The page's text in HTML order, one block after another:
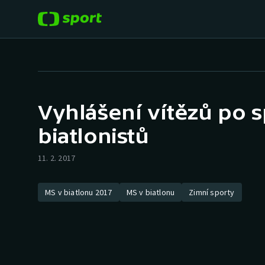
Hokej
Tenis
Cyklistika
Baseball a softbal
Biatlon
Vyhlášení vítězů po
biatlonistů
11. 2. 2017
MS v biatlonu 2017 MS v biatlonu Zimní sporty